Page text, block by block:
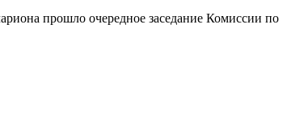
прошло очередное заседание Комиссии по